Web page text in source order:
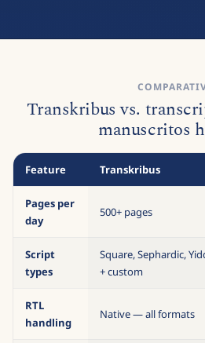
Transkribus vs.
manuscritos
Feature Transkribus
Pages per
day
500+ pages
Script
types
Square, Sephardic,
+ custom
RTL
handling
Native — all formats